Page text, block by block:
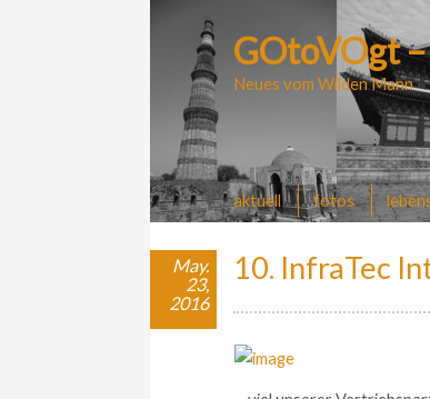
GOtoVOgt
Neues vom Wilden Mann
aktuell fotos
10. InfraTec
May.
23,
2016